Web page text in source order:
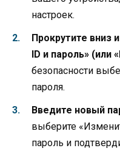
настроек.
Прокрутите вниз
ID и пароль» (или
безопасности
пароля.
Введите новый
выберите
пароль и